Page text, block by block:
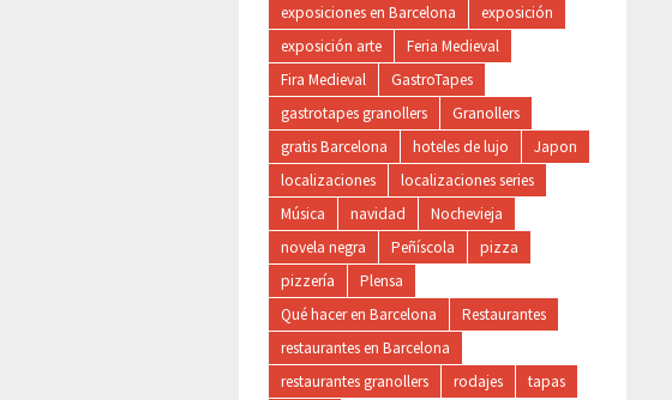
exposiciones en Barcelona
exposición
exposición arte
Feria Medieval
Fira Medieval
GastroTapes
gastrotapes granollers
Granollers
gratis Barcelona
hoteles de lujo
Japon
localizaciones
localizaciones series
Música
navidad
Nochevieja
novela negra
Peñíscola
pizza
pizzería
Plensa
Qué hacer en Barcelona
Restaurantes
restaurantes en Barcelona
restaurantes granollers
rodajes
tapas